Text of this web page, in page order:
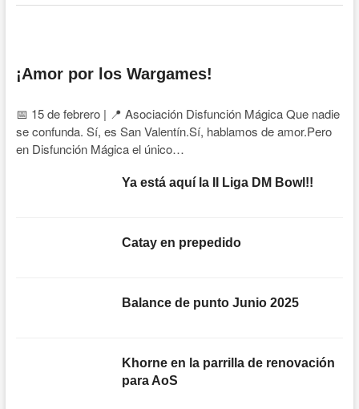
¡Amor por los Wargames!
📅 15 de febrero | 📍 Asociación Disfunción Mágica Que nadie
se confunda. Sí, es San Valentín.Sí, hablamos de amor.Pero
en Disfunción Mágica el único…
Ya está aquí la II Liga DM Bowl!!
Catay en prepedido
Balance de punto Junio 2025
Khorne en la parrilla de renovación
para AoS